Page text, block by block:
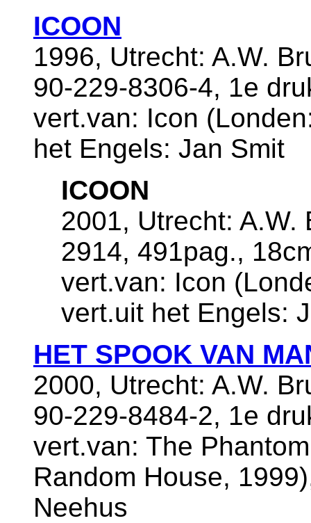
ICOON
1996, Utrecht: A.W.
90-229-8306-4, 1e
vert.van: Icon
het Engels: Jan Smit
ICOON
2001, Utrecht: A.W.
2914, 491pag.,
vert.van: Icon
vert.uit het Engels:
HET SPOOK VAN
2000, Utrecht: A.W.
90-229-8484-2, 1e
vert.van: The
Random House,
Neehus